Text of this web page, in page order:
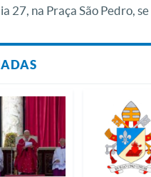
27, na Praça São Pedro,